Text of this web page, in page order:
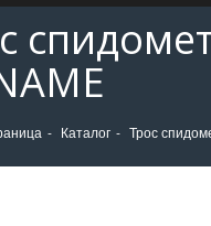
Каталог Трос